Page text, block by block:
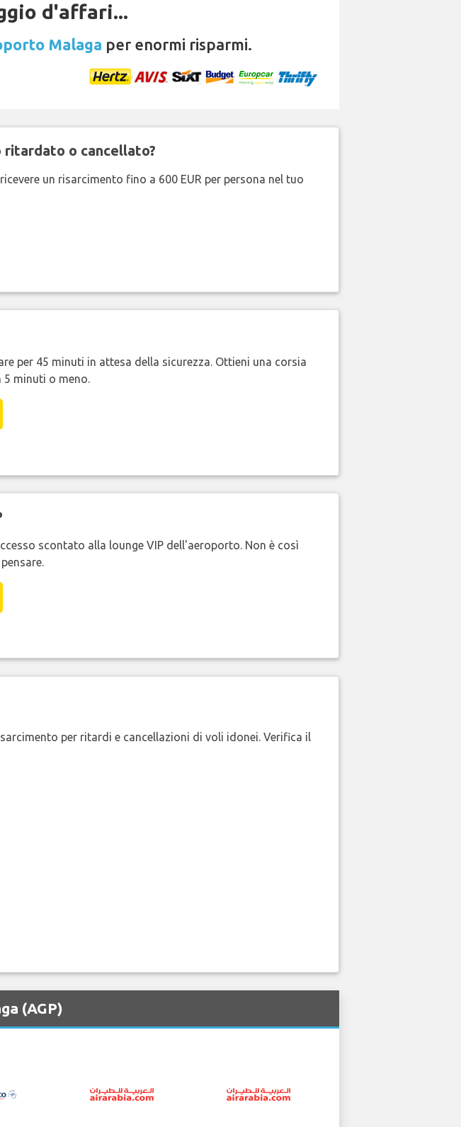
d'affari...
Malaga per enormi risparmi.
o cancellato?
un risarcimento fino a 600 EUR per persona nel tuo
per 45 minuti in attesa della sicurezza. Ottieni una corsia
5 minuti o meno.
scontato alla lounge VIP dell'aeroporto. Non è così
per ritardi e cancellazioni di voli idonei. Verifica il
(AGP)